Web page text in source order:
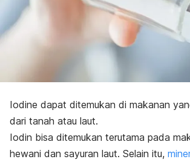
Iodine dapat ditemukan di makanan
dari tanah atau laut.
Iodin bisa ditemukan terutama pada
hewani dan sayuran laut. Selain itu,